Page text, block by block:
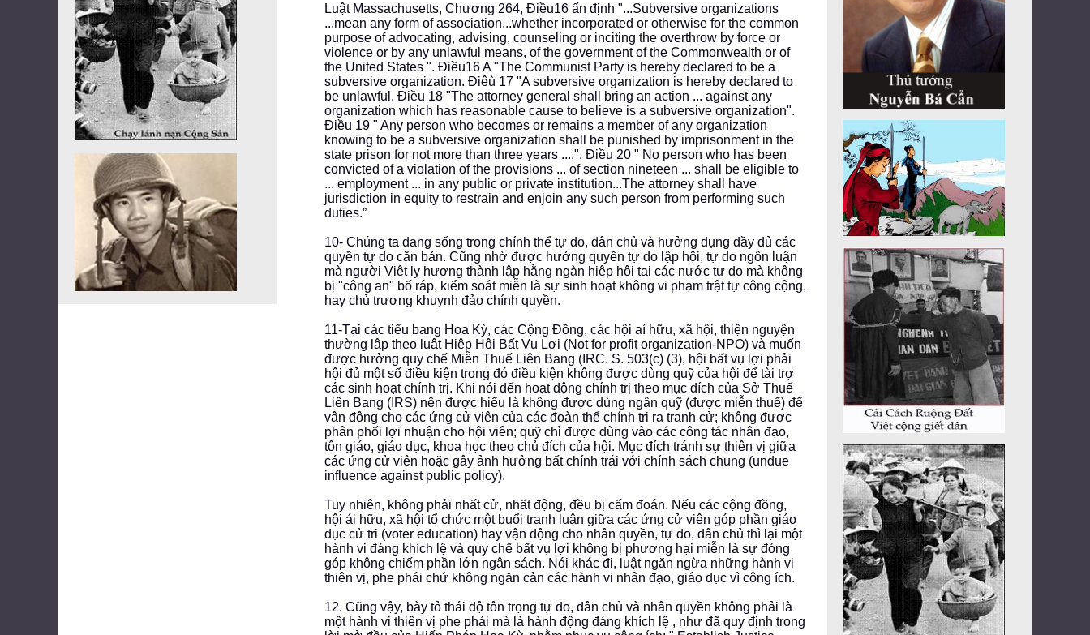
Luật Massachusetts, Chương 264, Điều16 ấn định "...Subversive organizations
...mean any form of association...whether incorporated or otherwise for the common
purpose of advocating, advising, counseling or inciting the overthrow by force or
violence or by any unlawful means, of the government of the Commonwealth or of
the United States ". Điều16 A "The Communist Party is hereby declared to be a
subversive organization. Điêù 17 "A subversive organization is hereby declared to
be unlawful. Điều 18 "The attorney general shall bring an action ... against any
organization which has reasonable cause to believe is a subversive organization".
Điều 19 " Any person who becomes or remains a member of any organization
knowing to be a subversive organization shall be punished by imprisonment in the
state prison for not more than three years ....". Điều 20 " No person who has been
convicted of a violation of the provisions ... of section nineteen ... shall be eligible to
... employment ... in any public or private institution...The attorney shall have
jurisdiction in equity to restrain and enjoin any such person from performing such
duties.”
10- Chúng ta đang sống trong chính thể tự do, dân chủ và hưởng dụng đầy đủ các
quyền tự do căn bản. Cũng nhờ được hưởng quyền tự do lập hội, tự do ngôn luận
mà người Việt ly hương thành lập hằng ngàn hiệp hội tại các nước tự do mà không
bị "công an" bố ráp, kiểm soát miễn là sự sinh hoạt không vi phạm trật tự công cộng,
hay chủ trương khuynh đảo chính quyền.
11-Tại các tiểu bang Hoa Kỳ, các Cộng Đồng, các hội aí hữu, xã hội, thiện nguyện
thường lập theo luật Hiệp Hội Bất Vụ Lợi (Not for profit organization-NPO) và muốn
được hưởng quy chế Miễn Thuế Liên Bang (IRC. S. 503(c) (3), hội bất vụ lợi phải
hội đủ một số điều kiện trong đó điều kiện không được dùng quỹ của hội để tài trợ
các sinh hoạt chính trị. Khi nói đến hoạt động chính trị theo mục đích của Sở Thuế
Liên Bang (IRS) nên được hiểu là không được dùng ngân quỹ (được miễn thuế) để
vận động cho các ứng cử viên của các đoàn thể chính trị ra tranh cử; không được
phân phối lợi nhuận cho hội viên; quỹ chỉ được dùng vào các công tác nhân đạo,
tôn giáo, giáo dục, khoa học theo chủ đích của hội. Mục đích tránh sự thiên vị giữa
các ứng cử viên hoặc gây ảnh hưởng bất chính trái với chính sách chung (undue
influence against public policy).
Tuy nhiên, không phải nhất cử, nhất động, đều bị cấm đoán. Nếu các cộng đồng,
hội ái hữu, xã hội tổ chức một buổi tranh luận giữa các ứng cử viên góp phần giáo
dục cử tri (voter education) hay vận động cho nhân quyền, tự do, dân chủ thì lại một
hành vi đáng khích lệ và quy chế bất vụ lợi không bị phương hại miễn là sự đóng
góp không chiếm phần lớn ngân sách. Nói khác đi, luật ngăn ngừa những hành vi
thiên vị, phe phái chứ không ngăn cản các hành vi nhân đạo, giáo dục vì công ích.
12. Cũng vậy, bày tỏ thái độ tôn trọng tự do, dân chủ và nhân quyền không phải là
một hành vi thiên vị phe phái mà là hành động đáng khích lệ , như đã quy định trong